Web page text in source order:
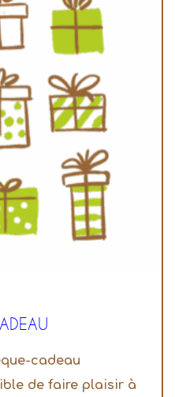
cadeau
de faire plaisir à